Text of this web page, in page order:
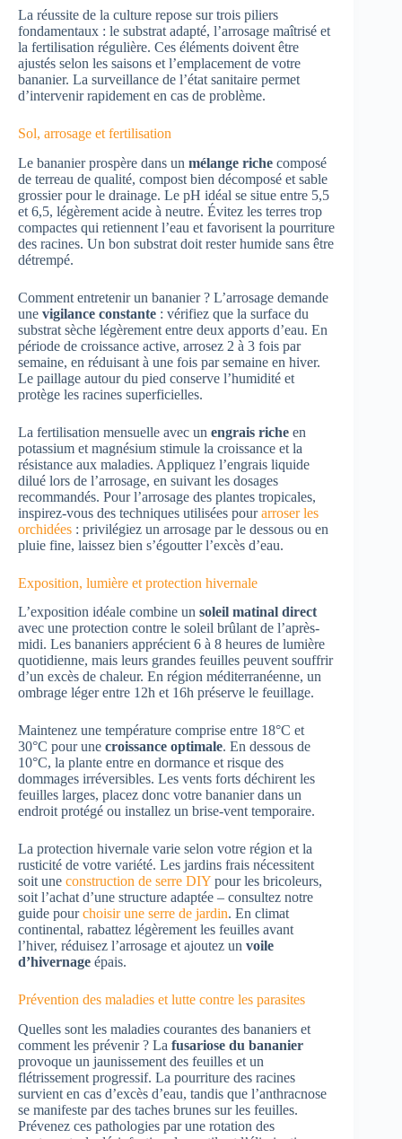
La réussite de la culture repose sur trois piliers
fondamentaux : le substrat adapté, l’arrosage maîtrisé et
la fertilisation régulière. Ces éléments doivent être
ajustés selon les saisons et l’emplacement de votre
bananier. La surveillance de l’état sanitaire permet
d’intervenir rapidement en cas de problème.
Sol, arrosage et fertilisation
Le bananier prospère dans un mélange riche composé
de terreau de qualité, compost bien décomposé et sable
grossier pour le drainage. Le pH idéal se situe entre 5,5
et 6,5, légèrement acide à neutre. Évitez les terres trop
compactes qui retiennent l’eau et favorisent la pourriture
des racines. Un bon substrat doit rester humide sans être
détrempé.
Comment entretenir un bananier ? L’arrosage demande
une vigilance constante : vérifiez que la surface du
substrat sèche légèrement entre deux apports d’eau. En
période de croissance active, arrosez 2 à 3 fois par
semaine, en réduisant à une fois par semaine en hiver.
Le paillage autour du pied conserve l’humidité et
protège les racines superficielles.
La fertilisation mensuelle avec un engrais riche en
potassium et magnésium stimule la croissance et la
résistance aux maladies. Appliquez l’engrais liquide
dilué lors de l’arrosage, en suivant les dosages
recommandés. Pour l’arrosage des plantes tropicales,
inspirez-vous des techniques utilisées pourarroser les
orchidées : privilégiez un arrosage par le dessous ou en
pluie fine, laissez bien s’égoutter l’excès d’eau.
Exposition, lumière et protection hivernale
L’exposition idéale combine un soleil matinal direct
avec une protection contre le soleil brûlant de l’après-
midi. Les bananiers apprécient 6 à 8 heures de lumière
quotidienne, mais leurs grandes feuilles peuvent souffrir
d’un excès de chaleur. En région méditerranéenne, un
ombrage léger entre 12h et 16h préserve le feuillage.
Maintenez une température comprise entre 18°C et
30°C pour une croissance optimale. En dessous de
10°C, la plante entre en dormance et risque des
dommages irréversibles. Les vents forts déchirent les
feuilles larges, placez donc votre bananier dans un
endroit protégé ou installez un brise-vent temporaire.
La protection hivernale varie selon votre région et la
rusticité de votre variété. Les jardins frais nécessitent
soit une construction de serre DIY pour les bricoleurs,
soit l’achat d’une structure adaptée – consultez notre
guide pourchoisir une serre de jardin. En climat
continental, rabattez légèrement les feuilles avant
l’hiver, réduisez l’arrosage et ajoutez un voile
d’hivernage épais.
Prévention des maladies et lutte contre les parasites
Quelles sont les maladies courantes des bananiers et
comment les prévenir ? La fusariose du bananier
provoque un jaunissement des feuilles et un
flétrissement progressif. La pourriture des racines
survient en cas d’excès d’eau, tandis que l’anthracnose
se manifeste par des taches brunes sur les feuilles.
Prévenez ces pathologies par une rotation des